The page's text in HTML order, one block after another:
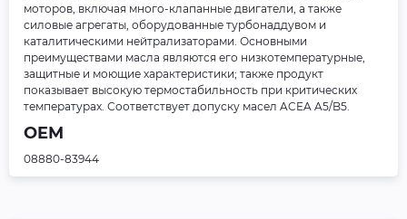
моторов, включая много-клапанные двигатели, а также
силовые агрегаты, оборудованные турбонаддувом и
каталитическими нейтрализаторами. Основными
преимуществами масла являются его низкотемпературные,
защитные и моющие характеристики; также продукт
показывает высокую термостабильность при критических
температурах. Соответствует допуску масел ACEA A5/B5.
OEM
08880-83944